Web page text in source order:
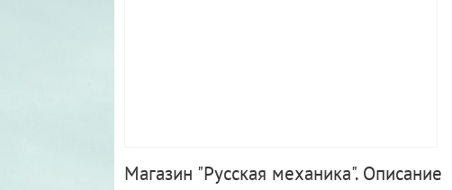
Магазин "Русская механика". Описание